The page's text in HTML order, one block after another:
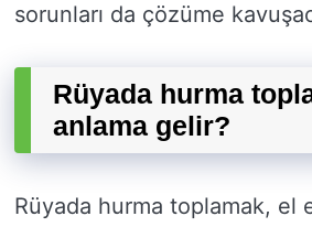
sorunları da çözüme
Rüyada hurma
anlama gelir?
Rüyada hurma toplamak, el